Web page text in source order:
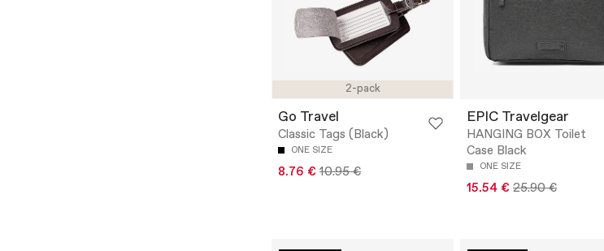
2-pack
Go Travel
Classic Tags (Black)
ONE SIZE
8.76 € 10.95 €
EPIC Travelgear
HANGING BOX Toilet
Case Black
ONE SIZE
15.54 € 25.90 €